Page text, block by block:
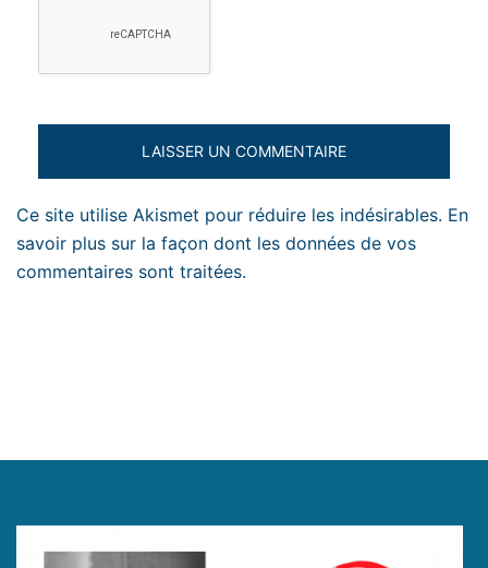
Ce site utilise Akismet pour réduire les indésirables. En
savoir plus sur la façon dont les données de vos
commentaires sont traitées.